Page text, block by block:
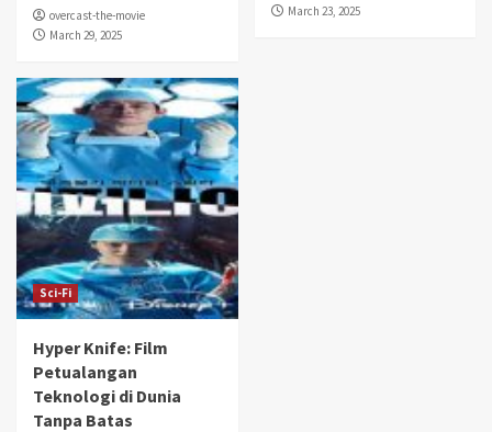
overcast-the-movie
March 29, 2025
March 23, 2025
Sci-Fi
Hyper Knife: Film
Petualangan
Teknologi di Dunia
Tanpa Batas